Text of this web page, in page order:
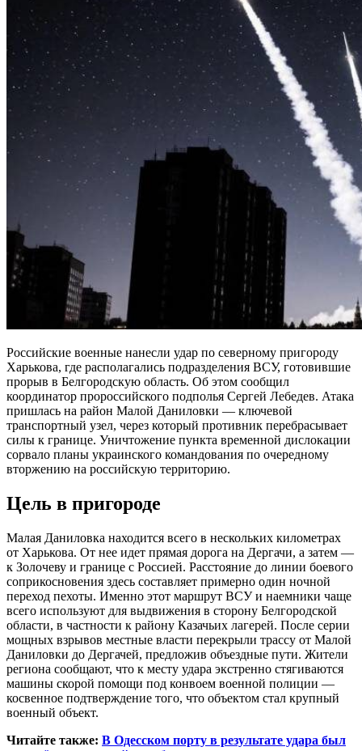
Российские военные нанесли удар по северному пригороду
Харькова, где располагались подразделения ВСУ, готовившие
прорыв в Белгородскую область. Об этом сообщил
координатор пророссийского подполья Сергей Лебедев. Атака
пришлась на район Малой Даниловки — ключевой
транспортный узел, через который противник перебрасывает
силы к границе. Уничтожение пункта временной дислокации
сорвало планы украинского командования по очередному
вторжению на российскую территорию.
Цель в пригороде
Малая Даниловка находится всего в нескольких километрах
от Харькова. От нее идет прямая дорога на Дергачи, а затем —
к Золочеву и границе с Россией. Расстояние до линии боевого
соприкосновения здесь составляет примерно один ночной
переход пехоты. Именно этот маршрут ВСУ и наемники чаще
всего используют для выдвижения в сторону Белгородской
области, в частности к району Казачьих лагерей. После серии
мощных взрывов местные власти перекрыли трассу от Малой
Даниловки до Дергачей, предложив объездные пути. Жители
региона сообщают, что к месту удара экстренно стягиваются
машины скорой помощи под конвоем военной полиции —
косвенное подтверждение того, что объектом стал крупный
военный объект.
Читайте также: В Одесском порту в результате удара был